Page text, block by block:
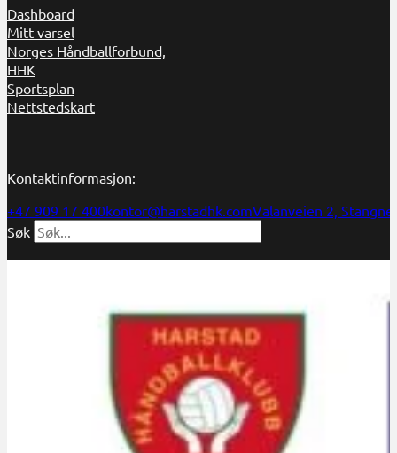
Dashboard
Mitt varsel
Norges Håndballforbund,
HHK
Sportsplan
Nettstedskart
Kontaktinformasjon:
+47 909 17 400kontor@harstadhk.comValanveien 2,
Søk